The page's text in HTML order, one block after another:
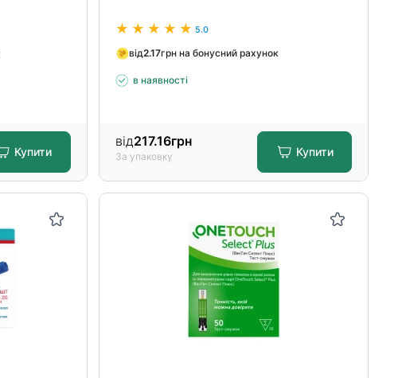
Купити
5.0
від2.17грн на бонусний рахунок
в наявності
від217.16грн
За упаковку Купити